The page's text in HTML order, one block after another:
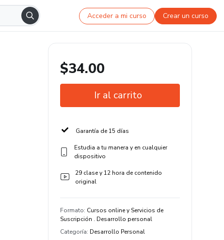
Acceder a mi curso Crear un curso
$34.00
Ir al carrito
Garantía de 15 días
Estudia a tu manera y en cualquier
dispositivo
29 clase y 12 hora de contenido
original
Formato: Cursos online y Servicios de
Suscripción . Desarrollo personal
Categoría: Desarrollo Personal